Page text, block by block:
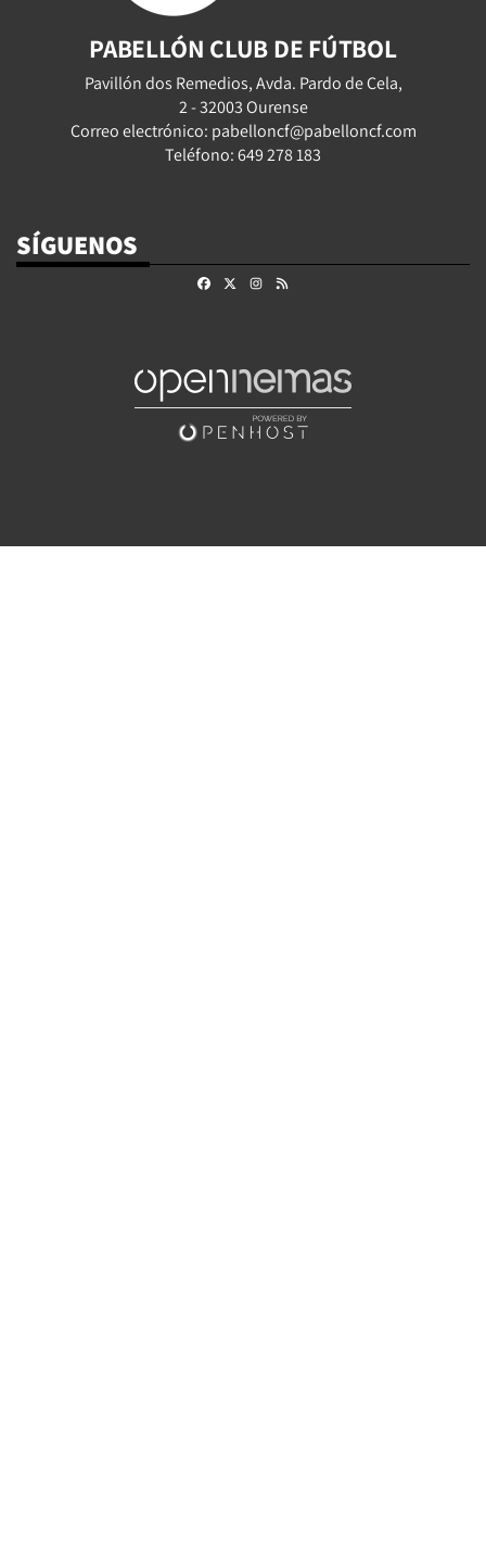
PABELLÓN CLUB DE FÚTBOL
Pavillón dos Remedios, Avda. Pardo de Cela,
2 - 32003 Ourense
Correo electrónico: pabelloncf@pabelloncf.com
Teléfono: 649 278 183
SÍGUENOS
FacebookInstagram